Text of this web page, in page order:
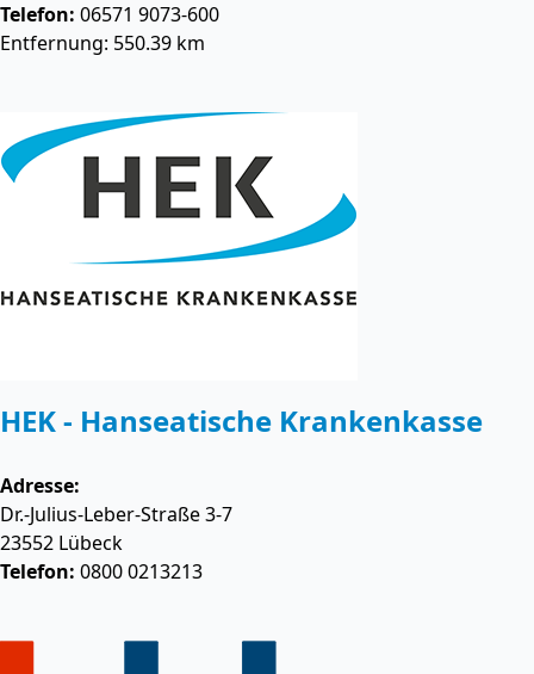
Telefon: 06571 9073-600
Entfernung: 550.39 km
HEK - Hanseatische Krankenkasse
Adresse:
Dr.-Julius-Leber-Straße 3-7
23552 Lübeck
Telefon: 0800 0213213